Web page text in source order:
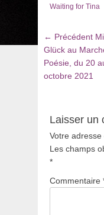
Waiting for Tina
Navigation
de
l’article
← Précédent
:
Glück au
Poésie, du 20
octobre 2021
Laisser un
Votre adresse
Les champs
*
Commentaire